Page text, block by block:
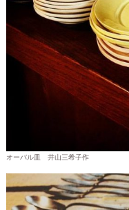
オーバル皿 井山三希子作